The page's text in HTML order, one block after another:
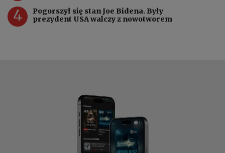
4
Pogorszył się stan Joe Bidena. Były
prezydent USA walczy z nowotworem